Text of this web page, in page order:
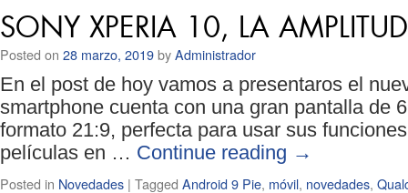
SONY XPERIA 10, LA
Posted on 28 marzo, 2019byAdministrador
En el post de hoy vamos a presentaros el
smartphone cuenta con una gran pantalla de
formato 21:9, perfecta para usar sus
películas en … Continue reading →
Posted in Novedades | Tagged Android 9 Pie, móvil, novedades,